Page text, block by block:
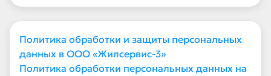
Политика обработки и защиты персональных
данных в ООО «Жилсервис-3»
Политика обработки персональных данных на